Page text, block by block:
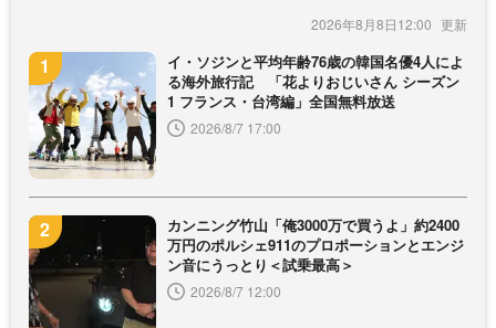
2026年8月8日12:00
イ・ソジンと平均年齢76歳の韓国名優4人によ
る海外旅行記 「花よりおじいさん シーズン
1 フランス・台湾編」全国無料放送
2026/8/7 17:00
カンニング竹山「俺3000万で買うよ」約2400
万円のポルシェ911のプロポーションとエンジ
ン音にうっとり＜試乗最高＞
2026/8/7 12:00